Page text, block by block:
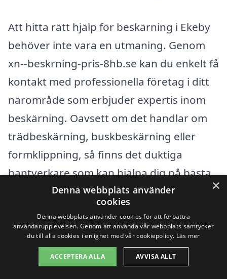
Att hitta rätt hjälp för beskärning i Ekeby
behöver inte vara en utmaning. Genom
xn--beskrning-pris-8hb.se kan du enkelt få
kontakt med professionella företag i ditt
närområde som erbjuder expertis inom
beskärning. Oavsett om det handlar om
trädbeskärning, buskbeskärning eller
formklippning, så finns det duktiga
hantverkare som kan hjälpa dig på bästa
När du letar efter företag för beskärning i
Ekeby är det också värt att överväga
tjänster i närliggande städer. Flera
×
Denna webbplats använder
cookies
Denna webbplats använder cookies för att förbättra
användarupplevelsen. Genom att använda vår webbplats samtycker
du till alla cookies i enlighet med vår cookiepolicy. Läs mer
ACCEPTERA ALLA AVVISA ALLT